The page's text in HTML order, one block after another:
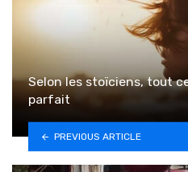
Selon les stoïciens, tout
parfait
PREVIOUS ARTICLE